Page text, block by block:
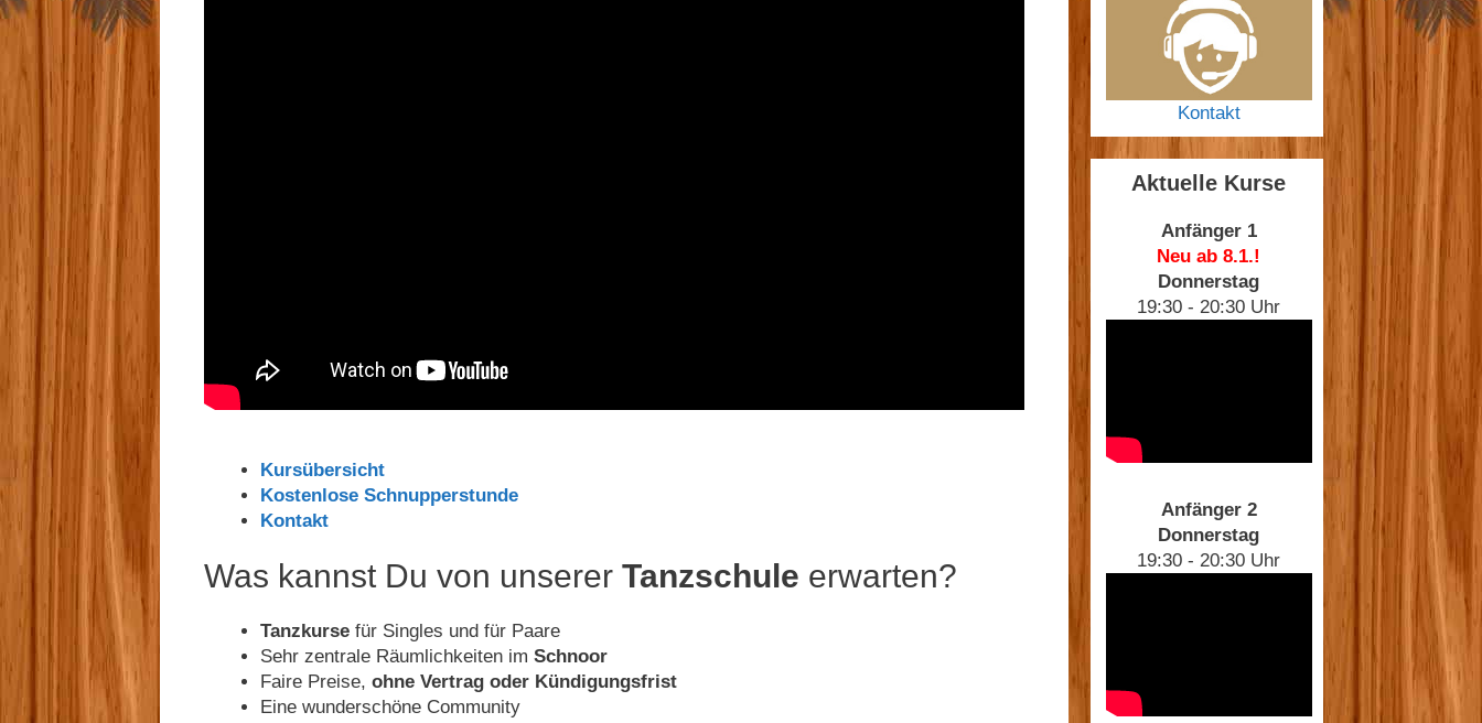
Kursübersicht
Kostenlose Schnupperstunde
Kontakt
Was kannst Du von unserer Tanzschule erwarten?
Tanzkursefür Singles und für Paare
Sehr zentrale Räumlichkeiten im Schnoor
Faire Preise, ohne Vertrag oder Kündigungsfrist
Eine wunderschöne Community
Kontakt
Aktuelle Kurse
Anfänger 1
Neu ab 8.1.!
Donnerstag
19:30 - 20:30 Uhr
Anfänger 2
Donnerstag
19:30 - 20:30 Uhr